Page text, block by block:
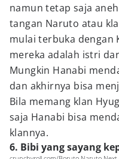
namun tetap saja
tangan Naruto atau
mulai terbuka dengan
mereka adalah istri
Mungkin Hanabi
dan akhirnya bisa
Bila memang klan
saja Hanabi bisa
klannya.
6. Bibi yang sayang